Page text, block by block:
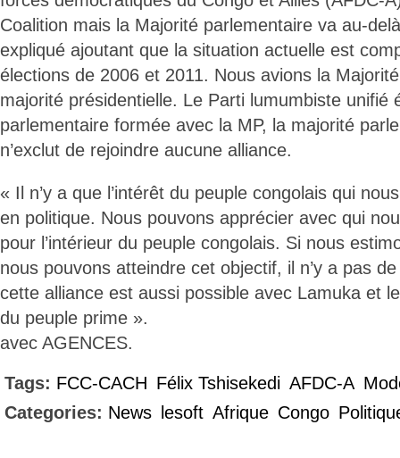
Coalition mais la Majorité parlementaire va au-
expliqué ajoutant que la situation actuelle est
élections de 2006 et 2011. Nous avions la
majorité présidentielle. Le Parti lumumbiste unifié
parlementaire formée avec la MP, la majorité
n’exclut de rejoindre aucune alliance.
« Il n’y a que l’intérêt du peuple congolais qui
en politique. Nous pouvons apprécier avec qui
pour l’intérieur du peuple congolais. Si nous
nous pouvons atteindre cet objectif, il n’y a pas
cette alliance est aussi possible avec Lamuka et
du peuple prime ».
avec AGENCES.
Tags: FCC-CACH Félix Tshisekedi AFDC-A
Categories: News lesoft Afrique Congo